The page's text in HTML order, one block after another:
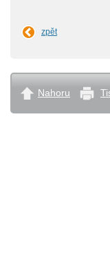
zpět
Nahoru